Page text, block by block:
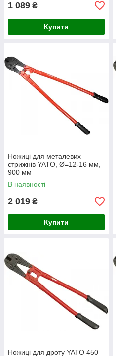
1 089 ₴
Купити
Ножиці для металевих
стрижнів YATO, Ø=12-16 мм,
900 мм
В наявності
2 019 ₴
Купити
Ножиці для дроту YATO 450